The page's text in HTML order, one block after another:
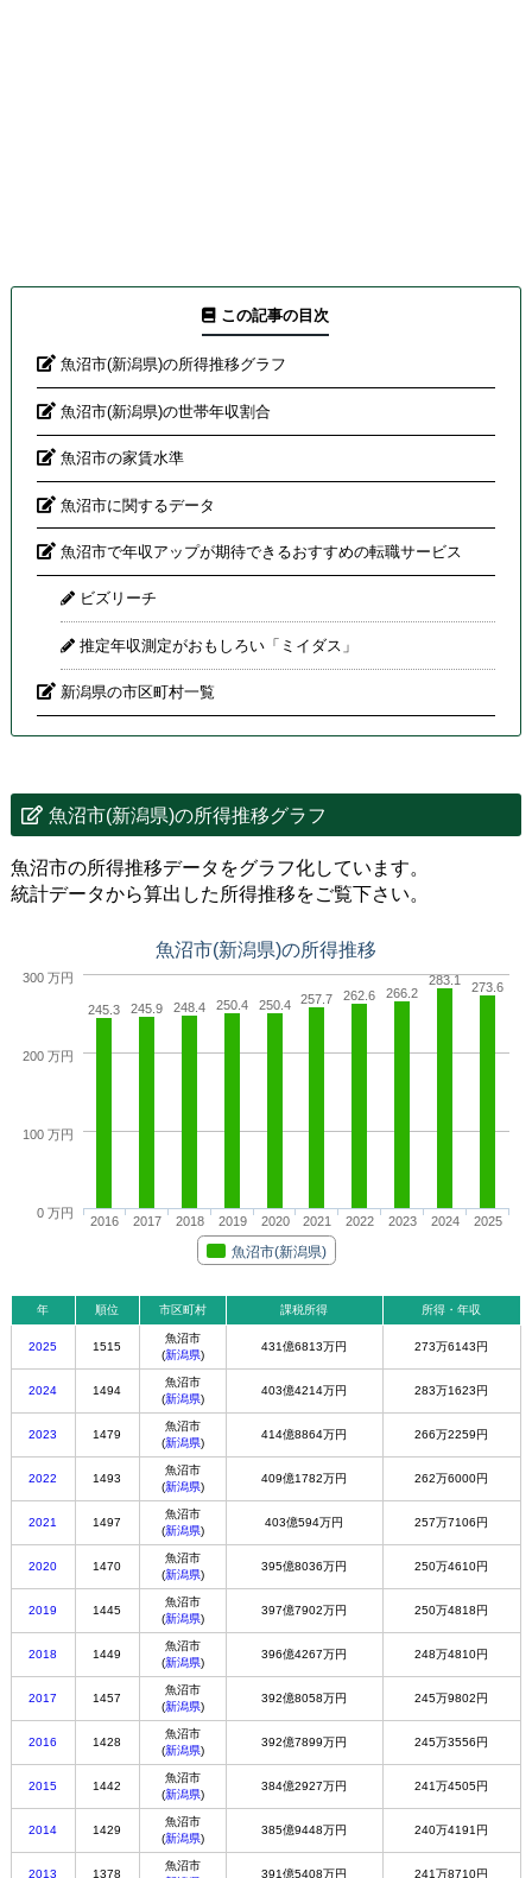
この記事の目次
魚沼市(新潟県)の所得推移グラフ
魚沼市(新潟県)の世帯年収割合
魚沼市の家賃水準
魚沼市に関するデータ
魚沼市で年収アップが期待できるおすすめの転職サービス
ビズリーチ
推定年収測定がおもしろい「ミイダス」
新潟県の市区町村一覧
魚沼市(新潟県)の所得推移グラフ
魚沼市の所得推移データをグラフ化しています。
統計データから算出した所得推移をご覧下さい。
魚沼市(新潟県)の所得推移
245.3 245.9 248.4 250.4 250.4 257.7 262.6 266.2
283.1 273.6
魚沼市(新潟県)
2016 2017 2018 2019 2020 2021 2022 2023 2024 2025
0 万円
100 万円
200 万円
300 万円
年 順位 市区町村 課税所得 所得・年収
2025 1515
魚沼市
(新潟県)
431億6813万円 273万6143円
2024 1494
魚沼市
(新潟県)
403億4214万円 283万1623円
2023 1479
魚沼市
(新潟県)
414億8864万円 266万2259円
2022 1493
魚沼市
(新潟県)
409億1782万円 262万6000円
2021 1497
魚沼市
(新潟県)
403億594万円 257万7106円
2020 1470
魚沼市
(新潟県)
395億8036万円 250万4610円
2019 1445
魚沼市
(新潟県)
397億7902万円 250万4818円
2018 1449
魚沼市
(新潟県)
396億4267万円 248万4810円
2017 1457
魚沼市
(新潟県)
392億8058万円 245万9802円
2016 1428
魚沼市
(新潟県)
392億7899万円 245万3556円
2015 1442
魚沼市
(新潟県)
384億2927万円 241万4505円
2014 1429
魚沼市
(新潟県)
385億9448万円 240万4191円
2013 1378
魚沼市
391億5408万円 241万8710円